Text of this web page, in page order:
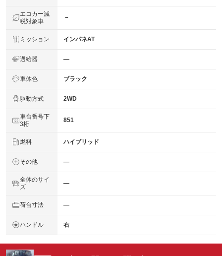
エコカー減
税対象車
－
ミッション インパネAT
過給器 ―
車体色 ブラック
駆動方式 2WD
車台番号下
3桁
851
燃料 ハイブリッド
その他 ―
全体のサイ
ズ
―
荷台寸法 ―
ハンドル 右